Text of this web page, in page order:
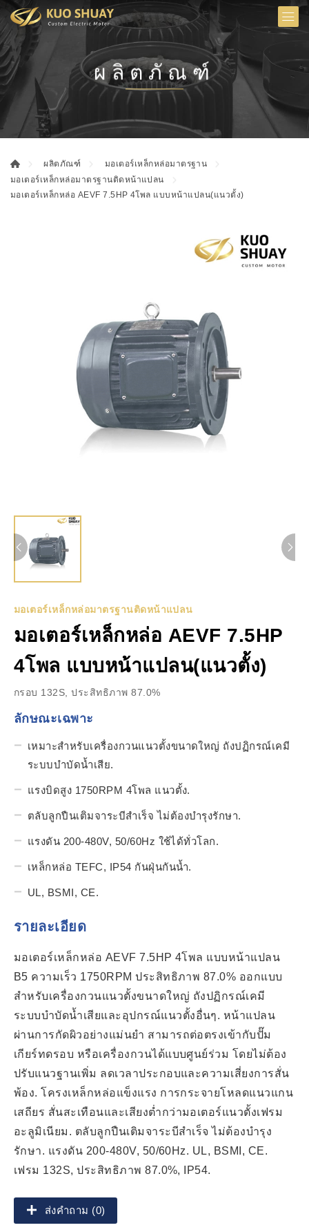
ผลิตภัณฑ์
ผลิตภัณฑ์
มอเตอร์เหล็กหล่อมาตรฐาน
มอเตอร์เหล็กหล่อมาตรฐานติดหน้าแปลน
มอเตอร์เหล็กหล่อ AEVF 7.5HP 4โพล แบบหน้าแปลน(แนวตั้ง)
มอเตอร์เหล็กหล่อมาตรฐานติดหน้าแปลน
มอเตอร์เหล็กหล่อ AEVF 7.5HP
4โพล แบบหน้าแปลน(แนวตั้ง)
กรอบ 132S, ประสิทธิภาพ 87.0%
ลักษณะเฉพาะ
เหมาะสำหรับเครื่องกวนแนวตั้งขนาดใหญ่ ถังปฏิกรณ์เคมี
ระบบบำบัดน้ำเสีย.
แรงบิดสูง 1750RPM 4โพล แนวตั้ง.
ตลับลูกปืนเติมจาระบีสำเร็จ ไม่ต้องบำรุงรักษา.
แรงดัน 200-480V, 50/60Hz ใช้ได้ทั่วโลก.
เหล็กหล่อ TEFC, IP54 กันฝุ่นกันน้ำ.
UL, BSMI, CE.
รายละเอียด
มอเตอร์เหล็กหล่อ AEVF 7.5HP 4โพล แบบหน้าแปลน
B5 ความเร็ว 1750RPM ประสิทธิภาพ 87.0% ออกแบบ
สำหรับเครื่องกวนแนวตั้งขนาดใหญ่ ถังปฏิกรณ์เคมี
ระบบบำบัดน้ำเสียและอุปกรณ์แนวตั้งอื่นๆ. หน้าแปลน
ผ่านการกัดผิวอย่างแม่นยำ สามารถต่อตรงเข้ากับปั๊ม
เกียร์ทดรอบ หรือเครื่องกวนได้แบบศูนย์ร่วม โดยไม่ต้อง
ปรับแนวฐานเพิ่ม ลดเวลาประกอบและความเสี่ยงการสั่น
พ้อง. โครงเหล็กหล่อแข็งแรง การกระจายโหลดแนวแกน
เสถียร สั่นสะเทือนและเสียงต่ำกว่ามอเตอร์แนวตั้งเฟรม
อะลูมิเนียม. ตลับลูกปืนเติมจาระบีสำเร็จ ไม่ต้องบำรุง
รักษา. แรงดัน 200-480V, 50/60Hz. UL, BSMI, CE.
เฟรม 132S, ประสิทธิภาพ 87.0%, IP54.
ส่งคำถาม (0)